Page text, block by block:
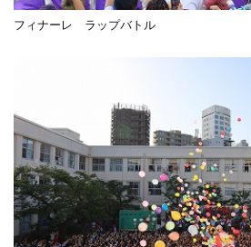
フィナーレ ラップバトル